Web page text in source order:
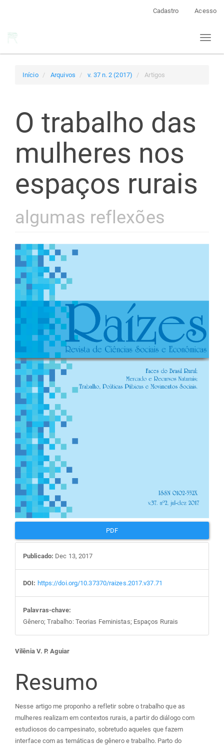
Cadastro Acesso
Toggle
Início Arquivos v. 37 n. 2 (2017) Artigos
O trabalho das
mulheres nos
espaços rurais
algumas reflexões
Barra
lateral
de
artigos
PDF
Publicado: Dec 13, 2017
DOI: https://doi.org/10.37370/raizes.2017.v37.71
Palavras-chave:
Gênero; Trabalho: Teorias Feministas; Espaços Rurais
Conteúdo
do
artigo
principal
Vilênia V. P. Aguiar
Resumo
Nesse artigo me proponho a refletir sobre o trabalho que as
mulheres realizam em contextos rurais, a partir do diálogo com
estudiosos do campesinato, sobretudo aqueles que fazem
interface com as temáticas de gênero e trabalho. Parto do